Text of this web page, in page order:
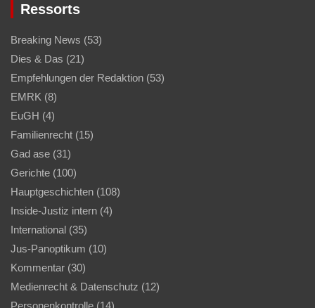
Ressorts
Breaking News (53)
Dies & Das (21)
Empfehlungen der Redaktion (53)
EMRK (8)
EuGH (4)
Familienrecht (15)
Gad ase (31)
Gerichte (100)
Hauptgeschichten (108)
Inside-Justiz intern (4)
International (35)
Jus-Panoptikum (10)
Kommentar (30)
Medienrecht & Datenschutz (12)
Personenkontrolle (14)